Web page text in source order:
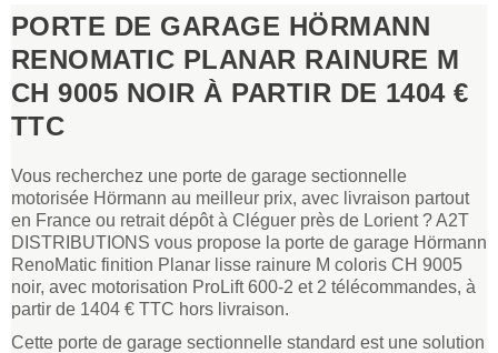
PORTE DE GARAGE HÖRMANN
RENOMATIC PLANAR RAINURE M
CH 9005 NOIR À PARTIR DE 1404 €
TTC
Vous recherchez une porte de garage sectionnelle
motorisée Hörmann au meilleur prix, avec livraison partout
en France ou retrait dépôt à Cléguer près de Lorient ? A2T
DISTRIBUTIONS vous propose la porte de garage Hörmann
RenoMatic finition Planar lisse rainure M coloris CH 9005
noir, avec motorisation ProLift 600-2 et 2 télécommandes, à
partir de 1404 € TTC hors livraison.
Cette porte de garage sectionnelle standard est une solution